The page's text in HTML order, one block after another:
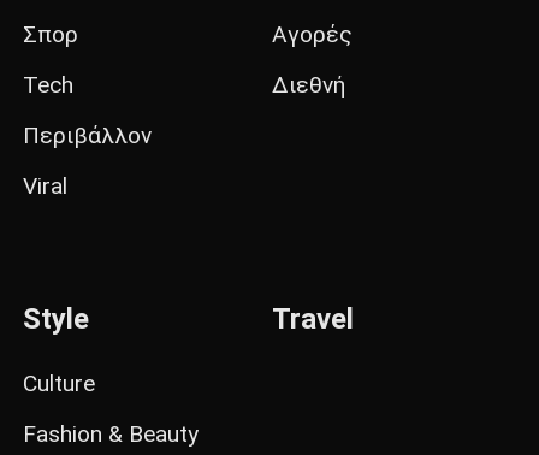
Σπορ
Tech
Περιβάλλον
Viral
Αγορές
Διεθνή
Style
Culture
Fashion & Beauty
Travel